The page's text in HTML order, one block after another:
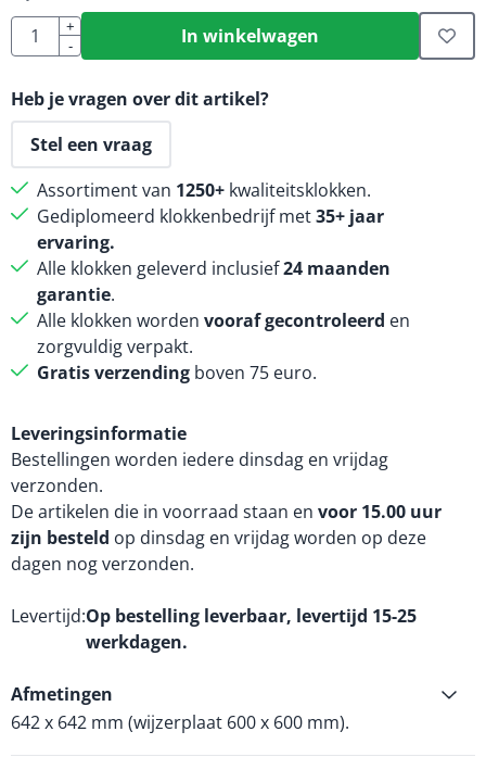
Aantal
+
-
In winkelwagen
Heb je vragen over dit artikel?
Stel een vraag
Assortiment van 1250+ kwaliteitsklokken.
Gediplomeerd klokkenbedrijf met35+ jaar
ervaring.
Alle klokken geleverd inclusief24 maanden
garantie.
Alle klokken worden vooraf gecontroleerd en
zorgvuldig verpakt.
Gratis verzending boven 75 euro.
Leveringsinformatie
Bestellingen worden iedere dinsdag en vrijdag
verzonden.
De artikelen die in voorraad staan en voor 15.00 uur
zijn besteld op dinsdag en vrijdag worden op deze
dagen nog verzonden.
Levertijd Op bestelling leverbaar, levertijd 15-25
werkdagen.
Afmetingen
642 x 642 mm (wijzerplaat 600 x 600 mm).